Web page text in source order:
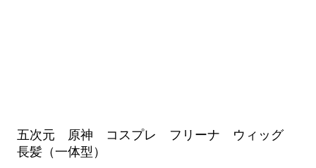
五次元 原神 コスプレ フリーナ ウィッグ
長髪（一体型）